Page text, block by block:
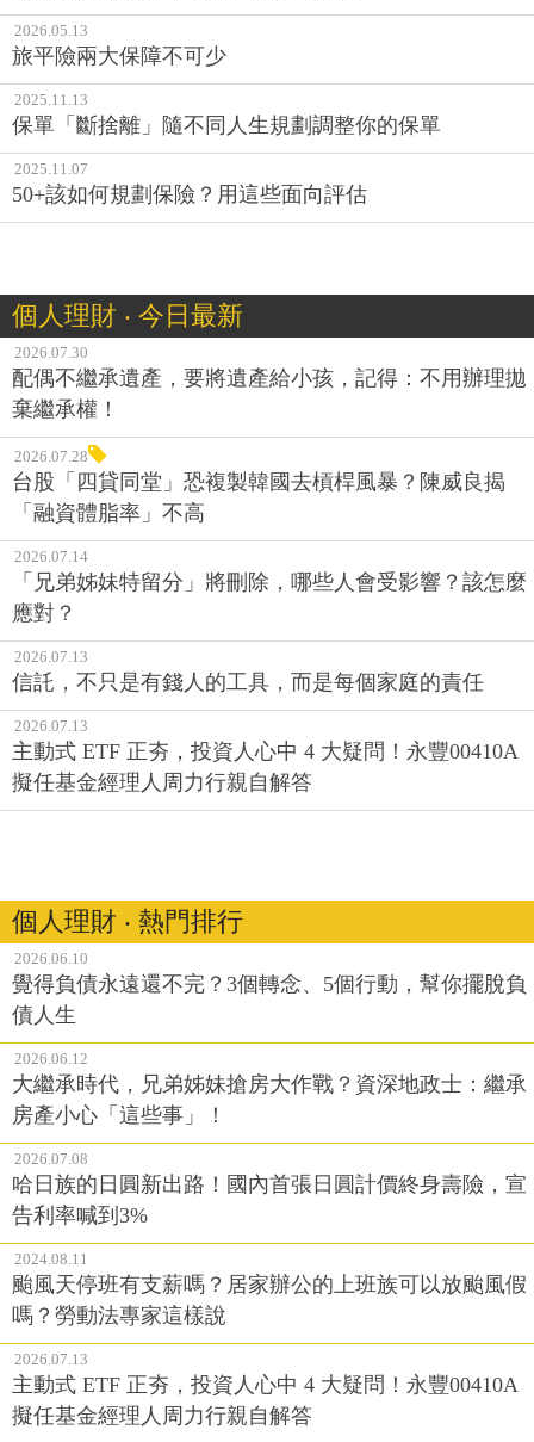
2026.05.13
旅平險兩大保障不可少
2025.11.13
保單「斷捨離」隨不同人生規劃調整你的保單
2025.11.07
50+該如何規劃保險？用這些面向評估
個人理財 ‧ 今日最新
2026.07.30
配偶不繼承遺產，要將遺產給小孩，記得：不用辦理拋
棄繼承權！
2026.07.28
台股「四貸同堂」恐複製韓國去槓桿風暴？陳威良揭
「融資體脂率」不高
2026.07.14
「兄弟姊妹特留分」將刪除，哪些人會受影響？該怎麼
應對？
2026.07.13
信託，不只是有錢人的工具，而是每個家庭的責任
2026.07.13
主動式 ETF 正夯，投資人心中 4 大疑問！永豐00410A
擬任基金經理人周力行親自解答
個人理財 ‧ 熱門排行
2026.06.10
覺得負債永遠還不完？3個轉念、5個行動，幫你擺脫負
債人生
2026.06.12
大繼承時代，兄弟姊妹搶房大作戰？資深地政士：繼承
房產小心「這些事」！
2026.07.08
哈日族的日圓新出路！國內首張日圓計價終身壽險，宣
告利率喊到3%
2024.08.11
颱風天停班有支薪嗎？居家辦公的上班族可以放颱風假
嗎？勞動法專家這樣說
2026.07.13
主動式 ETF 正夯，投資人心中 4 大疑問！永豐00410A
擬任基金經理人周力行親自解答